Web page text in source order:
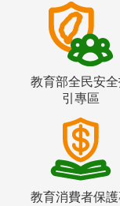
教育部全民安全
引專區
教育消費者保